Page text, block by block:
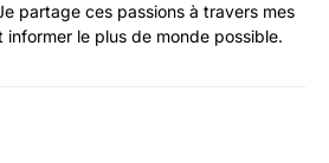
partage ces passions à travers mes
informer le plus de monde possible.